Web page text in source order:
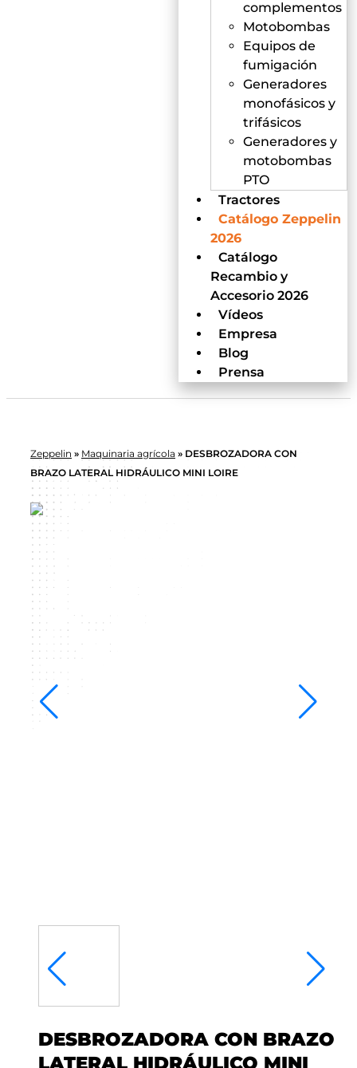
complementos
Motobombas
Equipos de
fumigación
Generadores
monofásicos y
trifásicos
Generadores y
motobombas
PTO
Tractores
Catálogo Zeppelin
2026
Catálogo
Recambio y
Accesorio 2026
Vídeos
Empresa
Blog
Prensa
Zeppelin » Maquinaria agrícola » DESBROZADORA CON
BRAZO LATERAL HIDRÁULICO MINI LOIRE
DESBROZADORA CON BRAZO
LATERAL HIDRÁULICO MINI